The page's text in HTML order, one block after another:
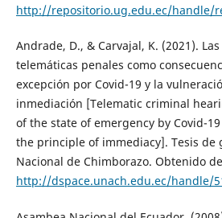
http://repositorio.ug.edu.ec/handle/
Andrade, D., & Carvajal, K. (2021).
telemáticas penales como
excepción por Covid-19 y la
inmediación [Telematic criminal
of the state of emergency by Covid-
the principle of immediacy]. Tesis de
Nacional de Chimborazo. Obtenido de
http://dspace.unach.edu.ec/handle/